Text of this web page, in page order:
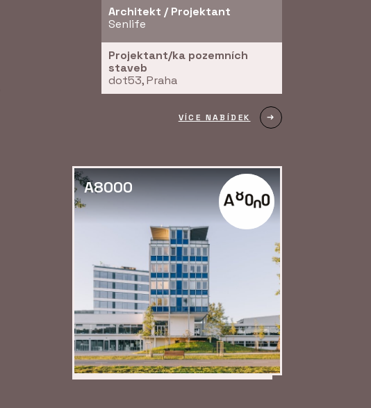
Architekt / Projektant
Senlife
Projektant/ka pozemních
staveb
dot53, Praha
VÍCE NABÍDEK
A8000